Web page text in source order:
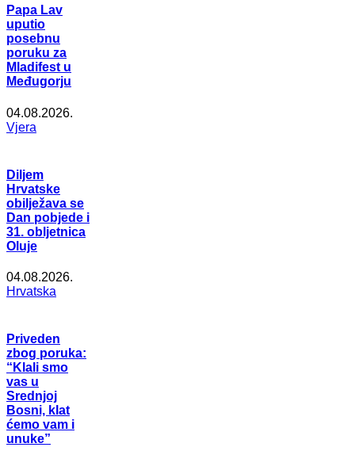
Papa Lav
uputio
posebnu
poruku za
Mladifest u
Međugorju
04.08.2026.
Vjera
Diljem
Hrvatske
obilježava se
Dan pobjede i
31. obljetnica
Oluje
04.08.2026.
Hrvatska
Priveden
zbog poruka:
“Klali smo
vas u
Srednjoj
Bosni, klat
ćemo vam i
unuke”